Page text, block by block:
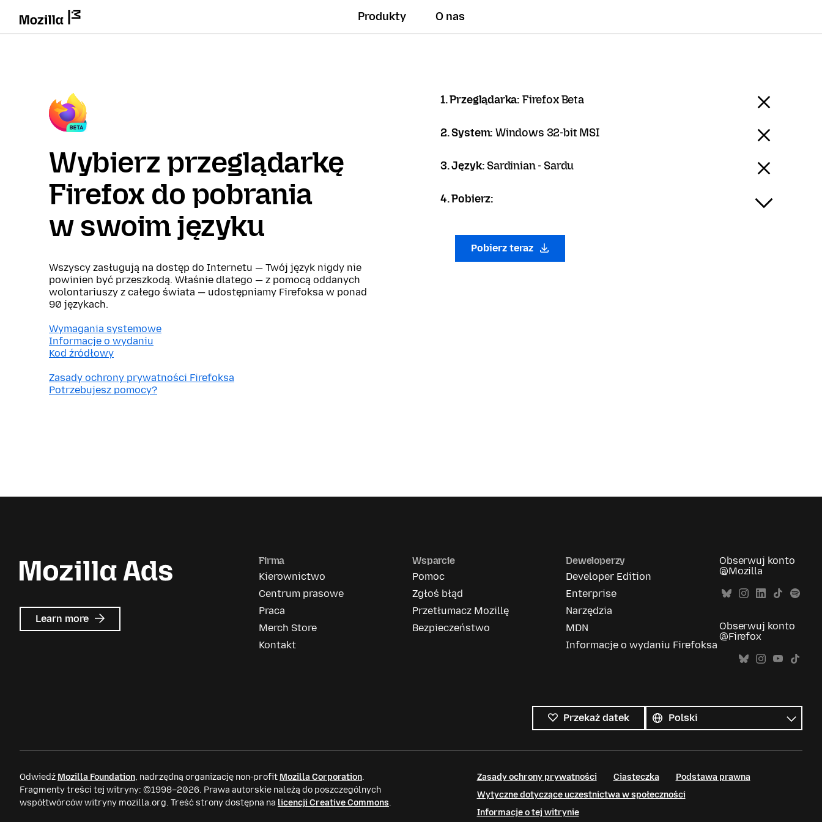
Produkty O nas
Wybierz przeglądarkę
Firefox do pobrania
w swoim języku
Wszyscy zasługują na dostęp do Internetu — Twój język nigdy nie
powinien być przeszkodą. Właśnie dlatego — z pomocą oddanych
wolontariuszy z całego świata — udostępniamy Firefoksa w ponad
90 językach.
Wymagania systemowe
Informacje o wydaniu
Kod źródłowy
Zasady ochrony prywatności Firefoksa
Potrzebujesz pomocy?
1. Przeglądarka: Firefox Beta
2. System:Windows 32-bit MSI
3. Język: Sardinian - Sardu
4. Pobierz:
Pobierz teraz
Learn more about
Mozilla
Firma
Kierownictwo
Centrum prasowe
Praca
Merch Store
Kontakt
Wsparcie
Pomoc
Zgłoś błąd
Przetłumacz Mozillę
Bezpieczeństwo
Deweloperzy
Developer Edition
Enterprise
Narzędzia
MDN
Informacje o wydaniu Firefoksa
Obserwuj konto
@Mozilla
Obserwuj konto
@Firefox
Przekaż datek
języki
Język
Odwiedź Mozilla Foundation, nadrzędną organizację non-profit Mozilla Corporation.
Fragmenty treści tej witryny: ©1998–2026. Prawa autorskie należą do poszczególnych
współtwórców witryny mozilla.org. Treść strony dostępna na licencji Creative Commons.
Zasady ochrony prywatności Ciasteczka
Podstawa prawna
Wytyczne dotyczące uczestnictwa w społeczności
Informacje o tej witrynie